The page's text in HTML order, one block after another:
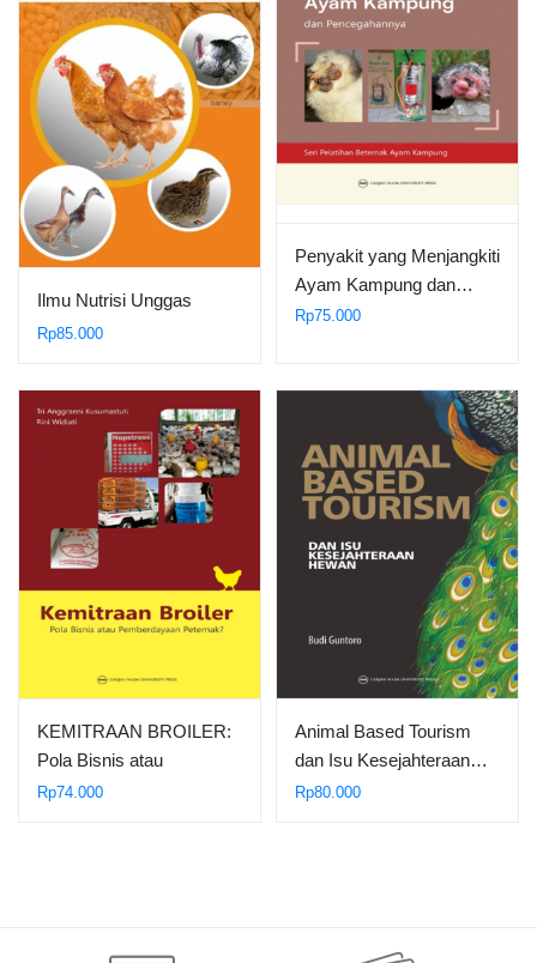
Ilmu Nutrisi Unggas
Rp85.000
Penyakit yang Menjangkiti
Ayam Kampung dan…
Rp75.000
KEMITRAAN BROILER:
Pola Bisnis atau
Pemberdayaan…
Rp74.000
Animal Based Tourism
dan Isu Kesejahteraan…
Rp80.000